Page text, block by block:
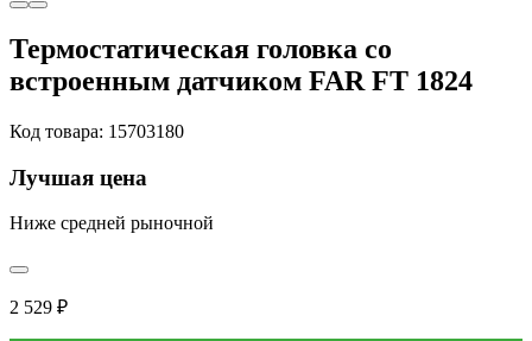
Термостатическая головка со
встроенным датчиком FAR FT 1824
Код товара: 15703180
Лучшая цена
Ниже средней рыночной
2 529 ₽